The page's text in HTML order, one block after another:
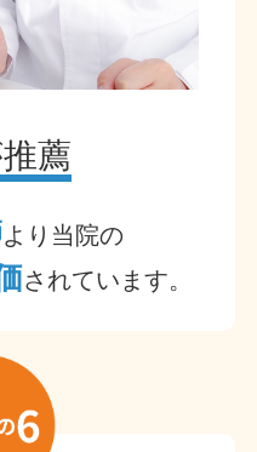
薦
より当院の
されています。